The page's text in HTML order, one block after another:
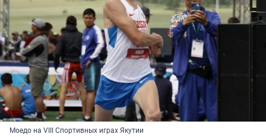
Моедо на VIII Спортивных играх Якутии